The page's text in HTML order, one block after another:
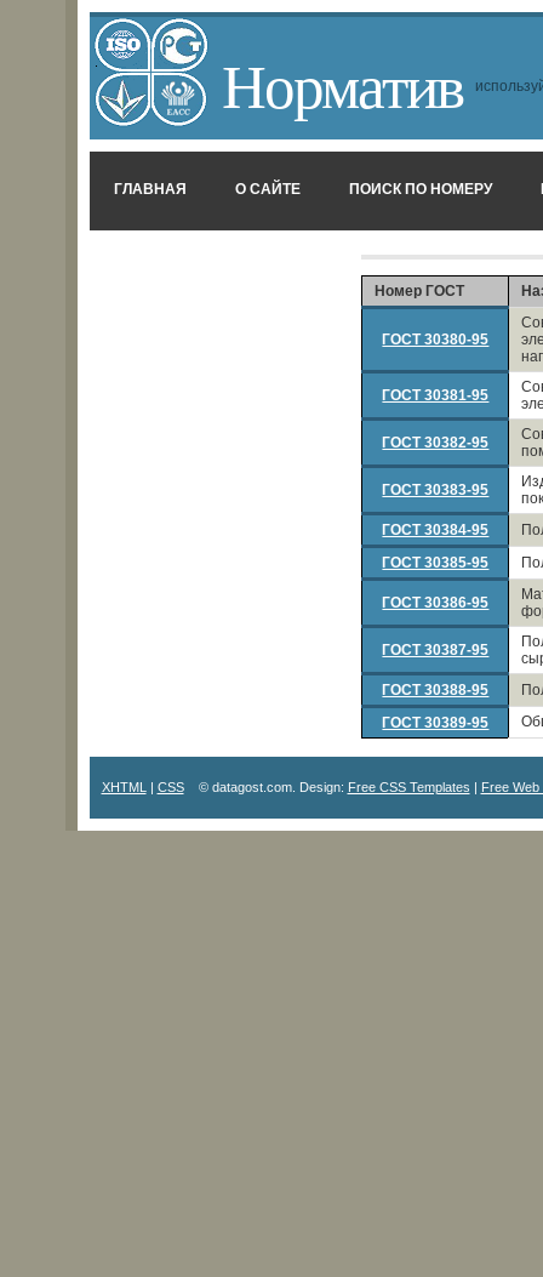
Норматив
ГЛАВНАЯ О САЙТЕ ПОИСК ПО НОМЕРУ
Номер ГОСТ
ГОСТ 30380-95
ГОСТ 30381-95
ГОСТ 30382-95
ГОСТ 30383-95
ГОСТ 30384-95
ГОСТ 30385-95
ГОСТ 30386-95
ГОСТ 30387-95
ГОСТ 30388-95
ГОСТ 30389-95
XHTML | CSS© datagost.com. Design: Free CSS Templates | Free Web